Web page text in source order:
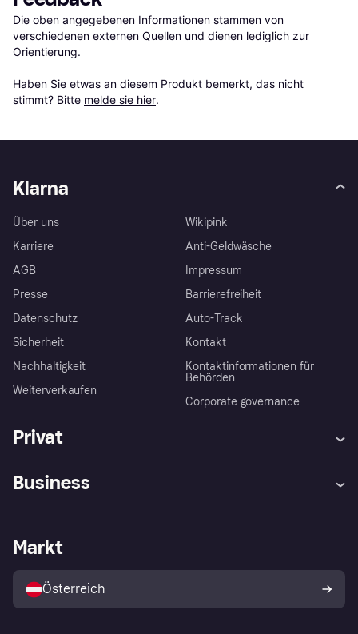
Die oben angegebenen Informationen stammen von
verschiedenen externen Quellen und dienen lediglich zur
Orientierung.
Haben Sie etwas an diesem Produkt bemerkt, das nicht
stimmt? Bitte melde sie hier.
Klarna
Über uns
Karriere
AGB
Presse
Datenschutz
Sicherheit
Nachhaltigkeit
Weiterverkaufen
Wikipink
Anti-Geldwäsche
Impressum
Barrierefreiheit
Auto-Track
Kontakt
Kontaktinformationen für
Behörden
Corporate governance
Privat
Shops entdecken
Business
Händlerportal
Markt
Österreich